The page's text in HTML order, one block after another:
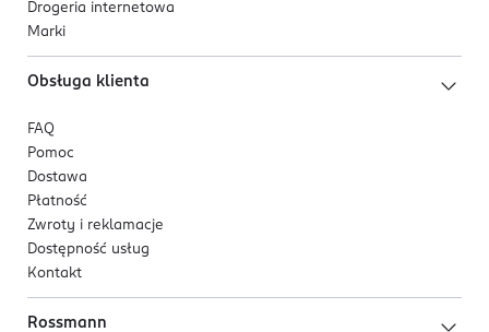
Drogeria internetowa
Marki
Obsługa klienta
FAQ
Pomoc
Dostawa
Płatność
Zwroty i reklamacje
Dostępność usług
Kontakt
Rossmann